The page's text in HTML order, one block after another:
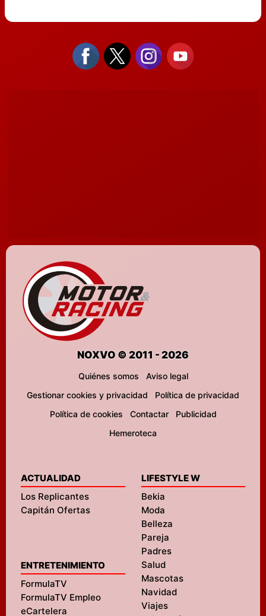
NOXVO © 2011 - 2026
Quiénes somos
Aviso legal
Gestionar cookies y privacidad
Política de privacidad
Política de cookies
Contactar
Publicidad
Hemeroteca
ACTUALIDAD
Los Replicantes
Capitán Ofertas
ENTRETENIMIENTO
FormulaTV
FormulaTV Empleo
eCartelera
LIFESTYLE W
Bekia
Moda
Belleza
Pareja
Padres
Salud
Mascotas
Navidad
Viajes